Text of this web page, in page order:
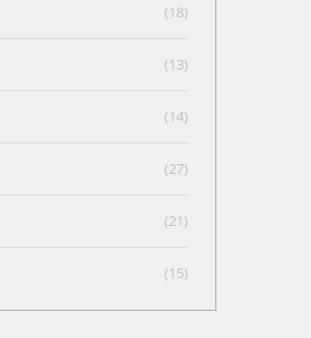
(18)
(13)
(14)
(27)
(21)
(15)